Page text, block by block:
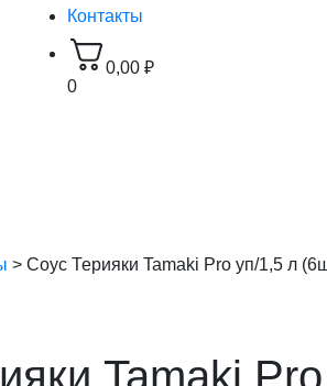
Контакты
0
0,00 ₽
> Соус Терияки Tamaki Pro уп/1,5 л
Tamaki